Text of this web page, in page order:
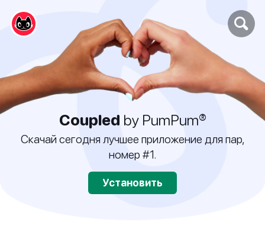
Coupled by PumPum®
Скачай сегодня лучшее приложение для пар,
номер #1.
Установить